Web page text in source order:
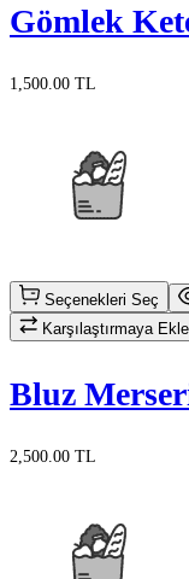
Gömlek
1,500.00 TL
Seçenekleri Seç
Karşılaştırmaya Ekle
Bluz
2,500.00 TL